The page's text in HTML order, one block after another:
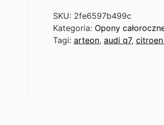
SKU: 2fe6597b499c
Kategoria: Opony
Tagi: arteon, audi q7,